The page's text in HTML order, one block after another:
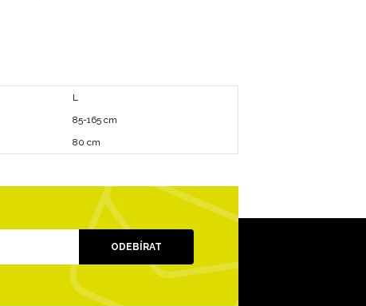
L
85-165 cm
80 cm
ODEBÍRAT